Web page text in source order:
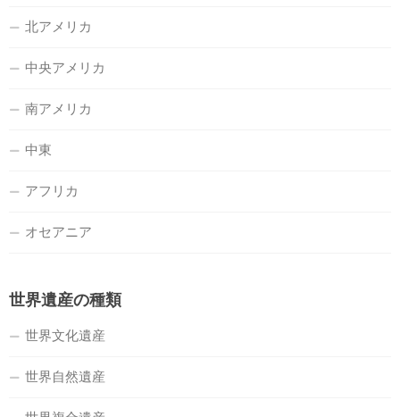
北アメリカ
中央アメリカ
南アメリカ
中東
アフリカ
オセアニア
世界遺産の種類
世界文化遺産
世界自然遺産